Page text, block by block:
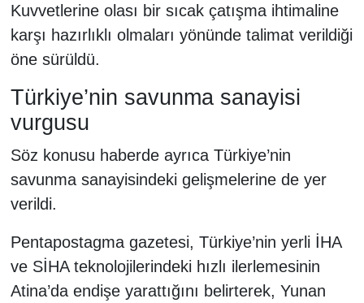
Kuvvetlerine olası bir sıcak çatışma ihtimaline
karşı hazırlıklı olmaları yönünde talimat verildiği
öne sürüldü.
Türkiye’nin savunma sanayisi
vurgusu
Söz konusu haberde ayrıca Türkiye’nin
savunma sanayisindeki gelişmelerine de yer
verildi.
Pentapostagma gazetesi, Türkiye’nin yerli İHA
ve SİHA teknolojilerindeki hızlı ilerlemesinin
Atina’da endişe yarattığını belirterek, Yunan